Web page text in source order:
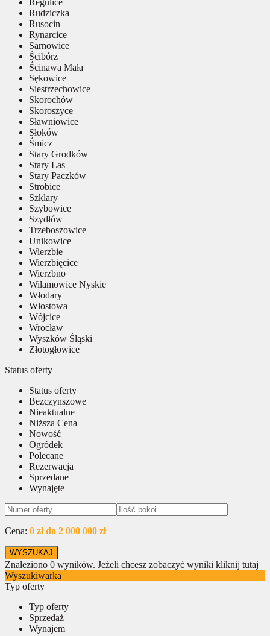
Rudziczka
Rusocin
Rynarcice
Sarnowice
Ścibórz
Ścinawa Mała
Sękowice
Siestrzechowice
Skorochów
Skoroszyce
Sławniowice
Słoków
Śmicz
Stary Grodków
Stary Las
Stary Paczków
Strobice
Szklary
Szybowice
Szydłów
Trzeboszowice
Unikowice
Wierzbie
Wierzbięcice
Wierzbno
Wilamowice Nyskie
Włodary
Włostowa
Wójcice
Wrocław
Wyszków Śląski
Złotogłowice
Status oferty
Status oferty
Bezczynszowe
Nieaktualne
Niższa Cena
Nowość
Ogródek
Polecane
Rezerwacja
Sprzedane
Wynajęte
Cena: 0 zł do 2 000 000 zł
Znaleziono 0 wyników. Jeżeli chcesz zobaczyć wyniki kliknij tutaj
Wyszukiwarka
Typ oferty
Typ oferty
Sprzedaż
Wynajem